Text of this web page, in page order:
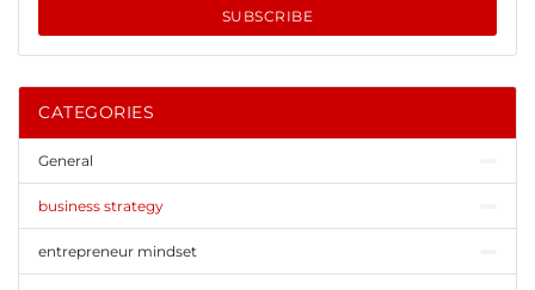
SUBSCRIBE
CATEGORIES
General
business strategy
entrepreneur mindset